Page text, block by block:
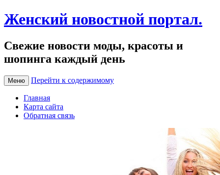
Женский новостной портал.
Свежие новости моды, красоты и
шопинга каждый день
Меню Перейти к содержимому
Главная
Карта сайта
Обратная связь